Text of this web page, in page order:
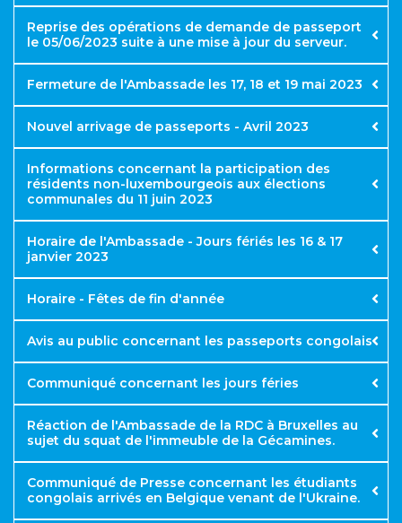
Reprise des opérations de demande de passeport
le 05/06/2023 suite à une mise à jour du serveur.​
Fermeture de l'Ambassade les 17, 18 et 19 mai 2023
Nouvel arrivage de passeports - Avril 2023
Retrait de passeports
Informations concernant la participation des
résidents non-luxembourgeois aux élections
communales du 11 juin 2023
Horaire de l'Ambassade - Jours fériés les 16 & 17
janvier 2023
Horaire - Fêtes de fin d'année
Avis au public concernant les passeports congolais
Communiqué concernant les jours féries
Samedi 1 janvier : Jour de l’An
Dimanche 16 janvier : Fête des Héros Nationaux
(Laurent Kabila)
Réaction de l'Ambassade de la RDC à Bruxelles au
sujet du squat de l'immeuble de la Gécamines.
Communiqué de Presse concernant les étudiants
congolais arrivés en Belgique venant de l'Ukraine.